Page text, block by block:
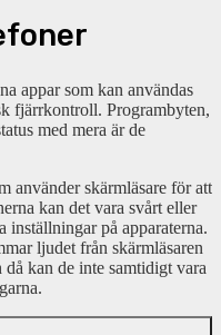
appar som kan användas
fjärrkontroll. Programbyten,
med mera är de
använder skärmläsare för att
kan det vara svårt eller
inställningar på apparaterna.
ljudet från skärmläsaren
kan de inte samtidigt vara